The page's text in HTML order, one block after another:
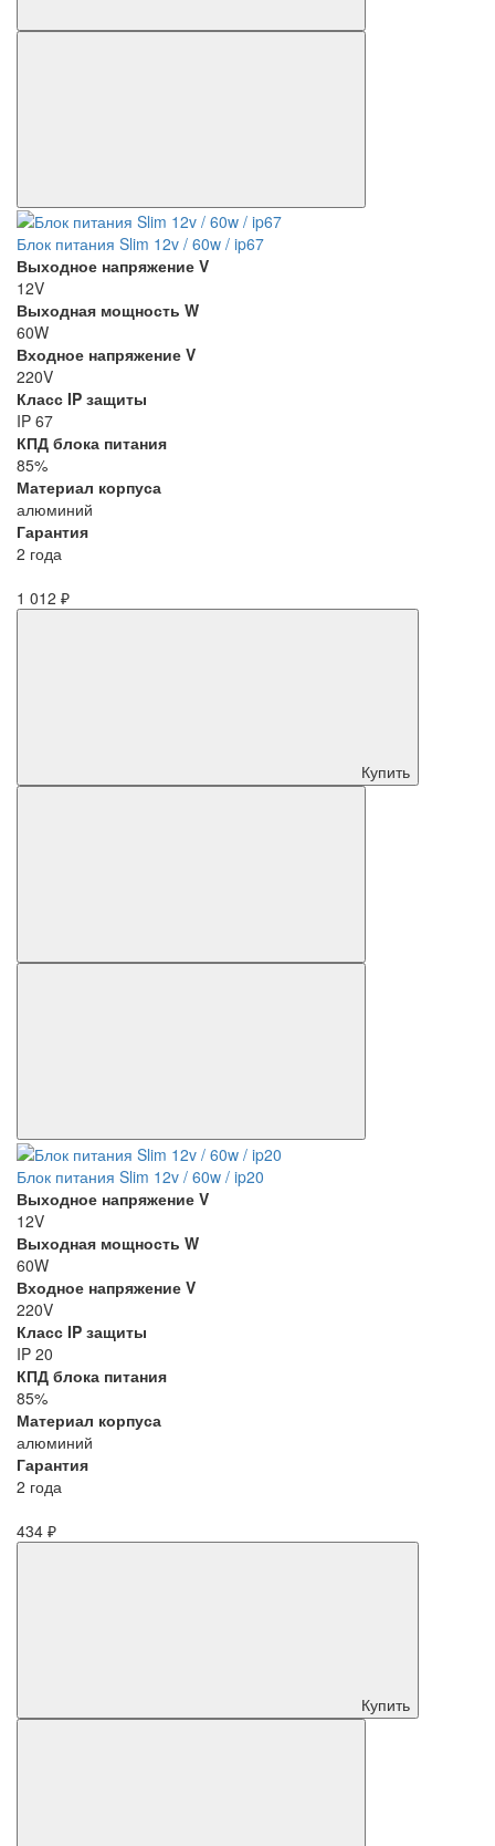
Блок питания Slim 12v / 60w / ip67
Выходное напряжение V
12V
Выходная мощность W
60W
Входное напряжение V
220V
Класс IP защиты
IP 67
КПД блока питания
85%
Материал корпуса
алюминий
Гарантия
2 года
1 012 ₽
Купить
Блок питания Slim 12v / 60w / ip20
Выходное напряжение V
12V
Выходная мощность W
60W
Входное напряжение V
220V
Класс IP защиты
IP 20
КПД блока питания
85%
Материал корпуса
алюминий
Гарантия
2 года
434 ₽
Купить